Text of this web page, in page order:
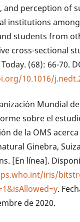
and perception of
institutions
students from
cross-sectional
(68): 66-70.
10.1016/
Mundial
sobre el
de la OMS acerca
Ginebra,
[En línea].
iris/
.
de 2020.